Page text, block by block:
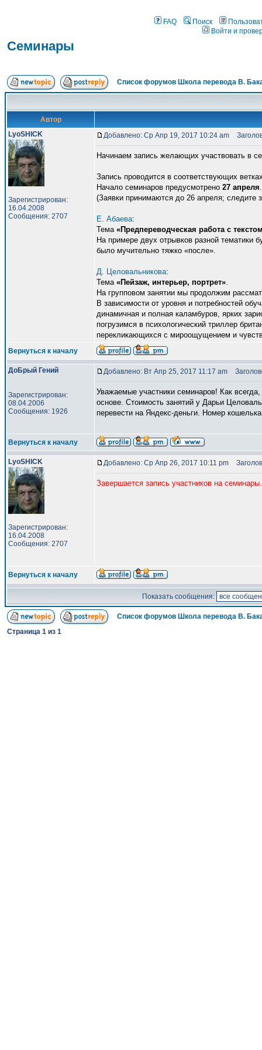
FAQ Поиск
Войти и
Семинары
Список форумов Школа перевода В.
Автор
LyoSHICK
Зарегистрирован:
16.04.2008
Сообщения: 2707
Добавлено: Ср Апр 19, 2017 10:24 am
Начинаем запись желающих участвовать в
Запись проводится в соответствующих
Начало семинаров предусмотрено 27 апреля
(Заявки принимаются до 26 апреля; следите
Е. Абаева:
Тема «Предпереводческая работа с
На примере двух отрывков разной тематики
было мучительно тяжко «после».
Д. Целовальникова:
Тема «Пейзаж, интерьер, портрет».
На групповом занятии мы продолжим
В зависимости от уровня и потребностей
динамичная и полная каламбуров, ярких
погрузимся в психологический триллер
перекликающихся с мироощущением и
Вернуться к началу
ДоБрый Гений
Зарегистрирован:
08.04.2006
Сообщения: 1926
Добавлено: Вт Апр 25, 2017 11:17 am
Уважаемые участники семинаров! Как
основе. Стоимость занятий у Дарьи
перевести на Яндекс-деньги. Номер
Вернуться к началу
LyoSHICK
Зарегистрирован:
16.04.2008
Сообщения: 2707
Добавлено: Ср Апр 26, 2017 10:11 pm
Завершается запись участников на семинары.
Вернуться к началу
Показать сообщения:
Список форумов Школа перевода В.
Страница 1 из 1